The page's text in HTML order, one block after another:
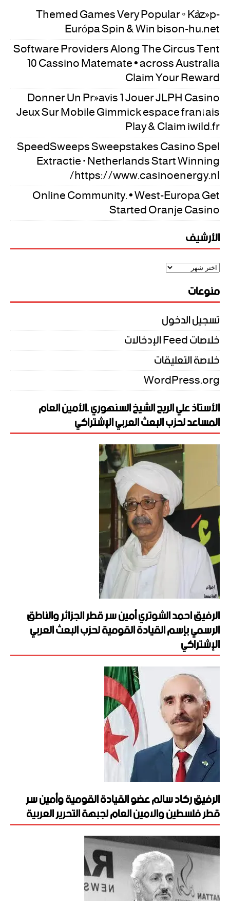
Themed Games Very Popular ◦ Közép-
Európa Spin & Win bison-hu.net
Software Providers Along The Circus Tent
10 Cassino Matemate • across Australia
Claim Your Reward
Donner Un Préavis 1 Jouer JLPH Casino
Jeux Sur Mobile Gimmick espace français
Play & Claim iwild.fr
SpeedSweeps Sweepstakes Casino Spel
Extractie · Netherlands Start Winning
https://www.casinoenergy.nl/
Online Community. • West-Europa Get
Started Oranje Casino
الأرشيف
منوعات
تسجيل الدخول
خلاصات Feed الإدخالات
خلاصة التعليقات
WordPress.org
الأستاذ علي الريح الشيخ السنهوري .الأمين العام
المساعد لحزب البعث العربي الإشتراكي
الرفيق احمد الشوتري أمين سر قطر الجزائر والناطق
الرسمي بإسم القيادة القومية لحزب البعث العربي
الإشتراكي
الرفيق ركاد سالم عضو القيادة القومية وأمين سر
قطر فلسطين والامين العام لجبهة التحرير العربية